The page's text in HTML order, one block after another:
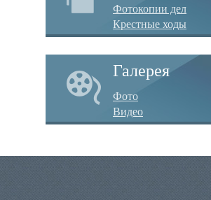
Фотокопии дел
Крестные ходы
Галерея
Фото
Видео